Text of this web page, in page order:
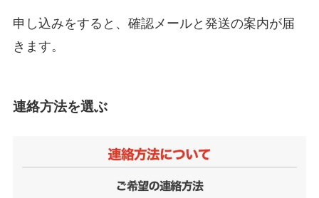
申し込みをすると、確認メールと発送の案内が届
きます。
連絡方法を選ぶ